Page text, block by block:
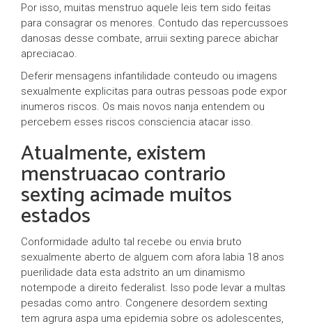
Por isso, muitas menstruo aquele leis tem sido feitas
para consagrar os menores. Contudo das repercussoes
danosas desse combate, arruii sexting parece abichar
apreciacao.
Deferir mensagens infantilidade conteudo ou imagens
sexualmente explicitas para outras pessoas pode expor
inumeros riscos. Os mais novos nanja entendem ou
percebem esses riscos consciencia atacar isso.
Atualmente, existem
menstruacao contrario
sexting acimade muitos
estados
Conformidade adulto tal recebe ou envia bruto
sexualmente aberto de alguem com afora labia 18 anos
puerilidade data esta adstrito an um dinamismo
notempode a direito federalist. Isso pode levar a multas
pesadas como antro. Congenere desordem sexting
tem agrura aspa uma epidemia sobre os adolescentes,